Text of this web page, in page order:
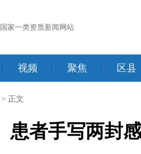
国家一类资质新闻网站
| 视频 | 聚焦 | 区县
> 正文
患者手写两封